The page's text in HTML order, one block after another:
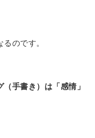
のです。
手書き）は「感情」